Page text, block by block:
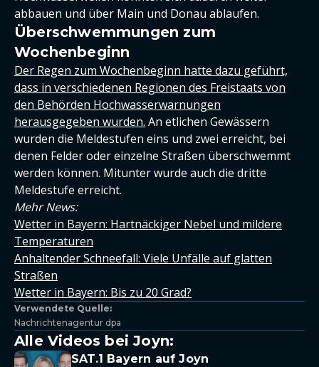
abbauen und über Main und Donau ablaufen.
Überschwemmungen zum
Wochenbeginn
Der Regen zum Wochenbeginn hatte dazu geführt,
dass in verschiedenen Regionen des Freistaats von
den Behörden Hochwasserwarnungen
herausgegeben wurden. An etlichen Gewässern
wurden die Meldestufen eins und zwei erreicht, bei
denen Felder oder einzelne Straßen überschwemmt
werden können. Mitunter wurde auch die dritte
Meldestufe erreicht.
Mehr News:
Wetter in Bayern: Hartnäckiger Nebel und mildere
Temperaturen
Anhaltender Schneefall: Viele Unfälle auf glatten
Straßen
Wetter in Bayern: Bis zu 20 Grad?
Verwendete Quelle:
Nachrichtenagentur dpa
Alle Videos bei Joyn:
SAT.1 Bayern auf Joyn